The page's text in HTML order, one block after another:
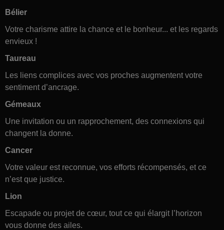
Bélier
Votre charisme attire la chance et le bonheur... et les regards
envieux !
Taureau
Les liens complices avec vos proches augmentent votre
sentiment d’ancrage.
Gémeaux
Une invitation ou un rapprochement, des connexions qui
changent la donne.
Cancer
Votre valeur est reconnue, vos efforts récompensés, et ce
n’est que justice.
Lion
Escapade ou projet de cœur, tout ce qui élargit l’horizon
vous donne des ailes.